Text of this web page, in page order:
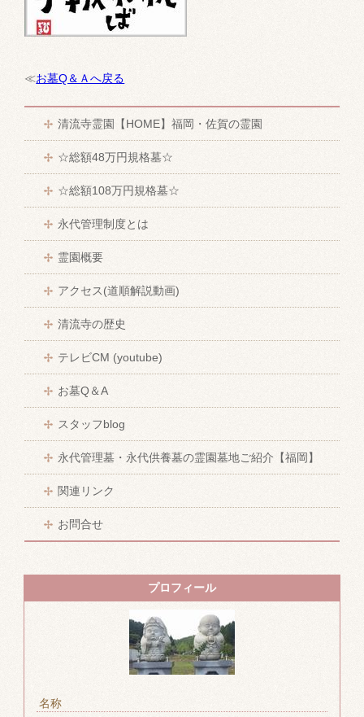
≪お墓Q＆Ａへ戻る
清流寺霊園【HOME】福岡・佐賀の霊園
☆総額48万円規格墓☆
☆総額108万円規格墓☆
永代管理制度とは
霊園概要
アクセス(道順解説動画)
清流寺の歴史
テレビCM (youtube)
お墓Q＆A
スタッフblog
永代管理墓・永代供養墓の霊園墓地ご紹介【福岡】
関連リンク
お問合せ
プロフィール
名称